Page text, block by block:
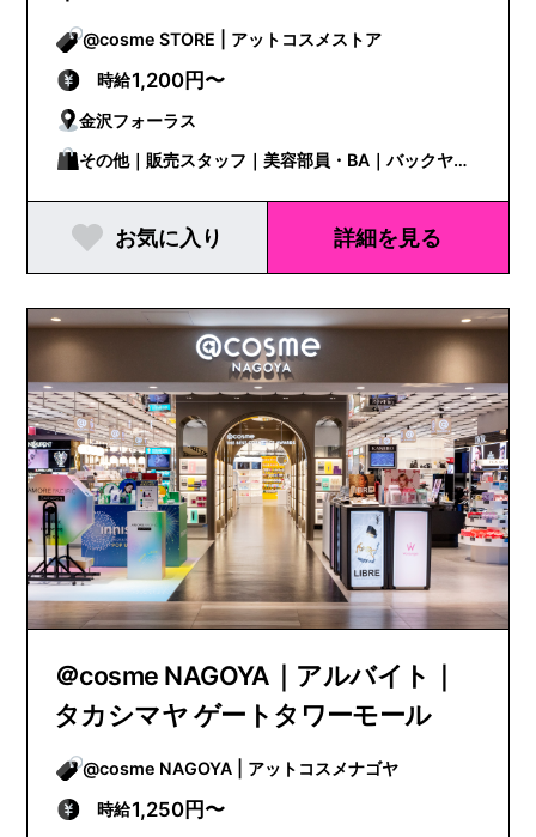
@cosme STORE | アットコスメストア
時給1,200円〜
金沢フォーラス
その他｜販売スタッフ｜美容部員・BA｜バックヤー
ド
お気に入り 詳細を見る
＠cosme NAGOYA｜アルバイト｜
タカシマヤ ゲートタワーモール
@cosme NAGOYA | アットコスメナゴヤ
時給1,250円〜